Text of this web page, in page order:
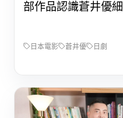
部作品認識蒼井優
日本電影 蒼井優 日劇